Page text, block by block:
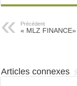
Précédent
« MLZ FINANCE»
Articles connexes